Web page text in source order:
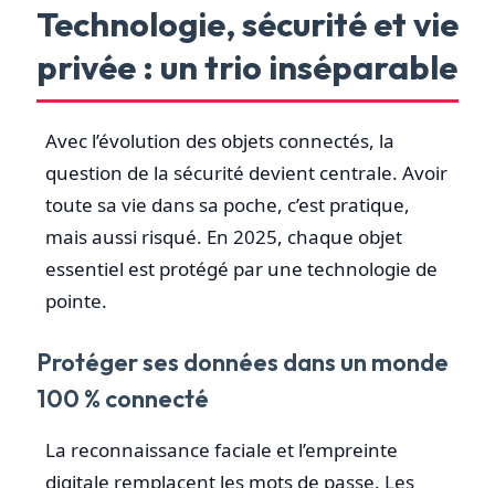
Technologie, sécurité et vie
privée : un trio inséparable
Avec l’évolution des objets connectés, la
question de la sécurité devient centrale. Avoir
toute sa vie dans sa poche, c’est pratique,
mais aussi risqué. En 2025, chaque objet
essentiel est protégé par une technologie de
pointe.
Protéger ses données dans un monde
100 % connecté
La reconnaissance faciale et l’empreinte
digitale remplacent les mots de passe. Les